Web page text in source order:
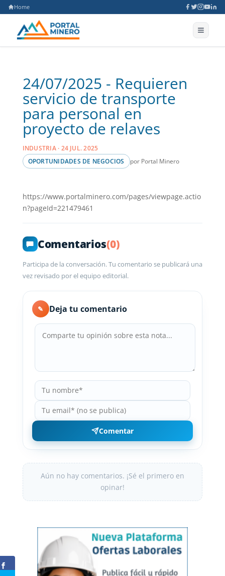
Home
24/07/2025 - Requieren
servicio de transporte
para personal en
proyecto de relaves
INDUSTRIA · 24 JUL. 2025
OPORTUNIDADES DE NEGOCIOS
por Portal Minero
https://www.portalminero.com/pages/viewpage.actio
n?pageId=221479461
Comentarios(0)
Participa de la conversación. Tu comentario se publicará una
vez revisado por el equipo editorial.
✎ Deja tu comentario
Comentar
Aún no hay comentarios. ¡Sé el primero en
opinar!